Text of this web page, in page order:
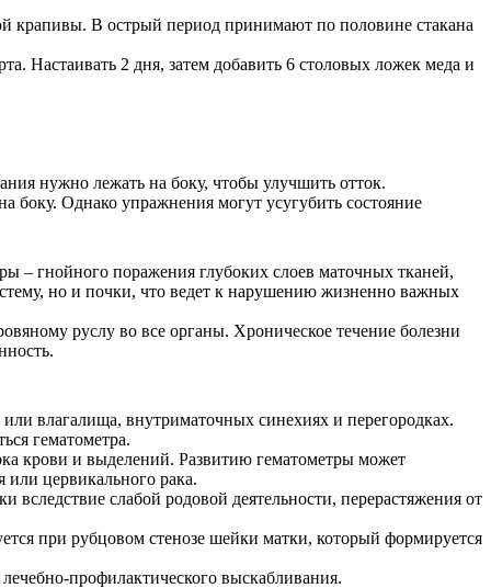
крапивы. В острый период принимают по половине стакана
Настаивать 2 дня, затем добавить 6 столовых ложек меда и
нужно лежать на боку, чтобы улучшить отток.
боку. Однако упражнения могут усугубить состояние
– гнойного поражения глубоких слоев маточных тканей,
но и почки, что ведет к нарушению жизненно важных
руслу во все органы. Хроническое течение болезни
влагалища, внутриматочных синехиях и перегородках.
гематометра.
крови и выделений. Развитию гематометры может
или цервикального рака.
вследствие слабой родовой деятельности, перерастяжения от
при рубцовом стенозе шейки матки, который формируется
профилактического выскабливания.